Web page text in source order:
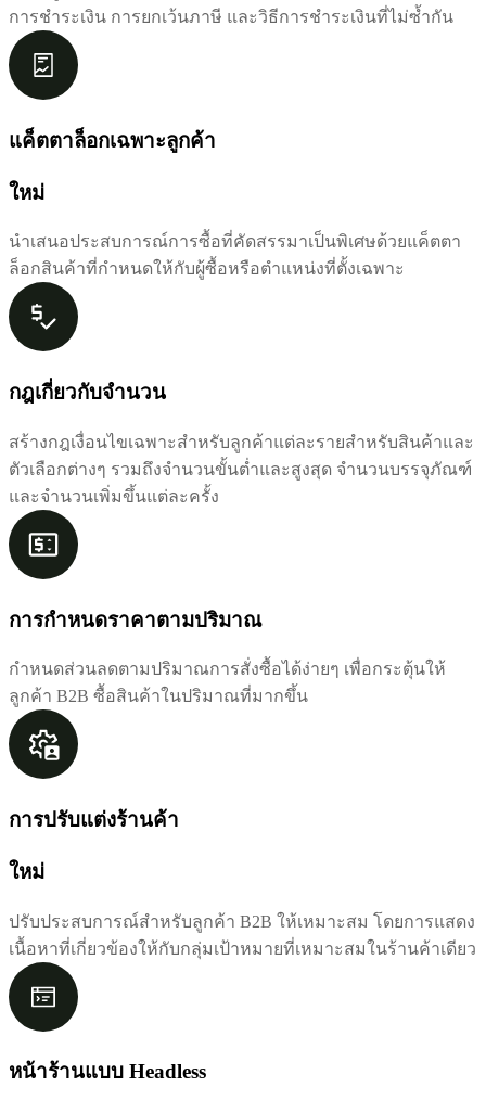
การชำระเงิน การยกเว้นภาษี และวิธีการชำระเงินที่ไม่ซ้ำกัน
แค็ตตาล็อกเฉพาะลูกค้า
ใหม่
นำเสนอประสบการณ์การซื้อที่คัดสรรมาเป็นพิเศษด้วยแค็ตตา
ล็อกสินค้าที่กำหนดให้กับผู้ซื้อหรือตำแหน่งที่ตั้งเฉพาะ
กฎเกี่ยวกับจำนวน
สร้างกฎเงื่อนไขเฉพาะสำหรับลูกค้าแต่ละรายสำหรับสินค้าและ
ตัวเลือกต่างๆ รวมถึงจำนวนขั้นต่ำและสูงสุด จำนวนบรรจุภัณฑ์
และจำนวนเพิ่มขึ้นแต่ละครั้ง
การกำหนดราคาตามปริมาณ
กำหนดส่วนลดตามปริมาณการสั่งซื้อได้ง่ายๆ เพื่อกระตุ้นให้
ลูกค้า B2B ซื้อสินค้าในปริมาณที่มากขึ้น
การปรับแต่งร้านค้า
ใหม่
ปรับประสบการณ์สำหรับลูกค้า B2B ให้เหมาะสม โดยการแสดง
เนื้อหาที่เกี่ยวข้องให้กับกลุ่มเป้าหมายที่เหมาะสมในร้านค้าเดียว
หน้าร้านแบบ Headless